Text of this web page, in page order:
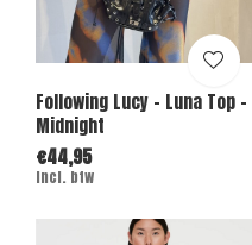
Following Lucy - Luna Top -
Midnight
€44,95
Incl. btw